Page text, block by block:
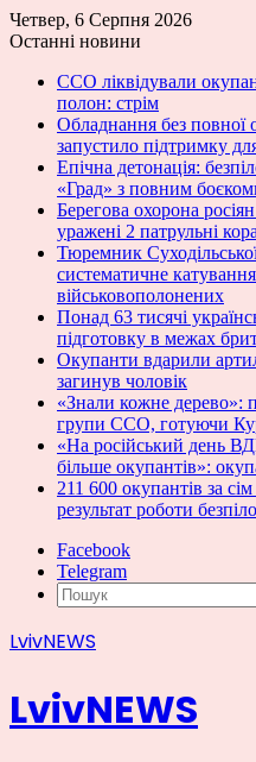
Четвер, 6 Серпня 2026
Останні новини
ССО ліквідували
полон: стрім
Обладнання без повної
запустило підтримку
Епічна детонація:
«Град» з повним
Берегова охорона
уражені 2 патрульні
Тюремник
систематичне
військовополонених
Понад 63 тисячі
підготовку в межах
Окупанти вдарили
загинув чоловік
«Знали кожне дерево»:
групи ССО, готуючи
«На російський день
більше окупантів»:
211 600 окупантів за
результат роботи
Facebook
Telegram
LvivNEWS
LvivNEWS